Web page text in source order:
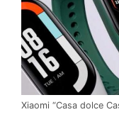
Xiaomi “Casa dolce